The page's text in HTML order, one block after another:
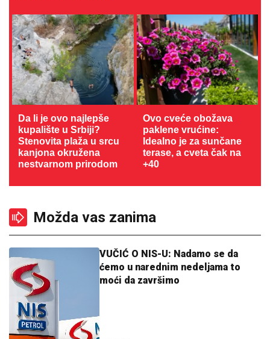
Da li je ovo najlepše
kupalište u Srbiji?
Stenovita plaža u srcu
kanjona okružena
nestvarnom prirodom
Ovo cveće obožava
paklene vrućine:
Idealno je za sunčane
terase, a cveta čak na
+40
Možda vas zanima
VUČIĆ O NIS-U: Nadamo se da
ćemo u narednim nedeljama to
moći da završimo